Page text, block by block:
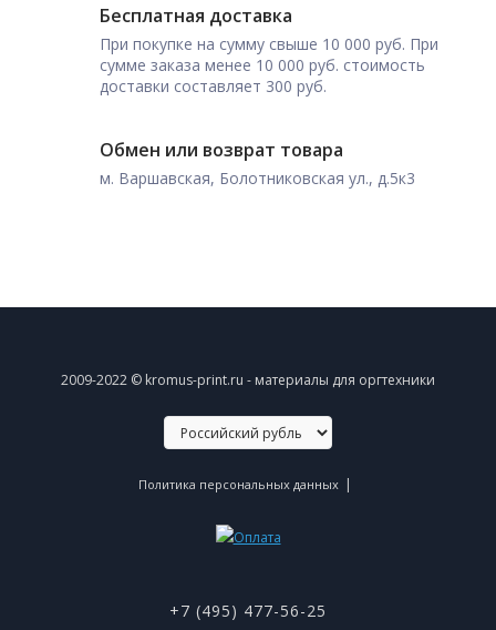
Бесплатная доставка
При покупке на сумму свыше 10 000 руб. При
сумме заказа менее 10 000 руб. стоимость
доставки составляет 300 руб.
Обмен или возврат товара
м. Варшавская, Болотниковская ул., д.5к3
2009-2022 © kromus-print.ru - материалы для оргтехники
Политика персональных данных |
+7 (495) 477-56-25